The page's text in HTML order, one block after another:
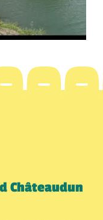
Châteaudun